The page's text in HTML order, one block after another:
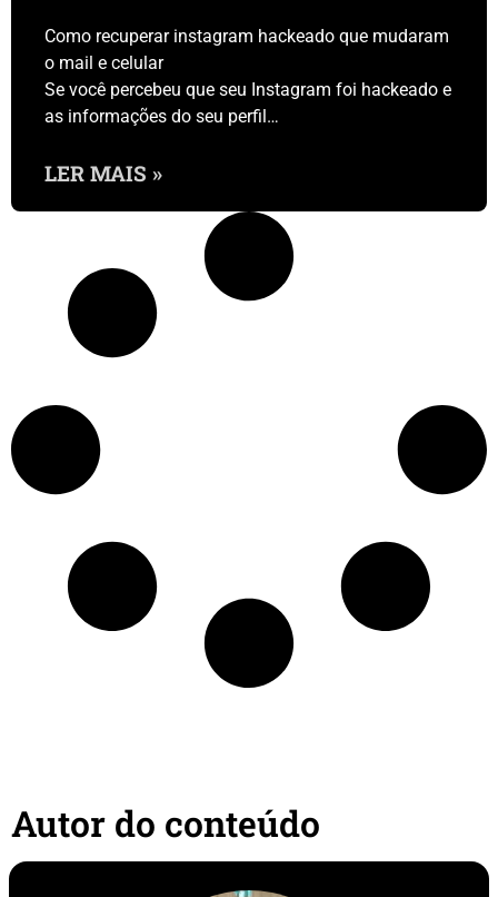
Como recuperar instagram hackeado que mudaram
o mail e celular
Se você percebeu que seu Instagram foi hackeado e
as informações do seu perfil…
LER MAIS »
Autor do conteúdo​